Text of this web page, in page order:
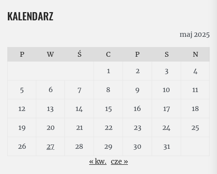
KALENDARZ
maj 2025
P W Ś C P S
N
1
2 3 4
5 6 7 8 9 10 11
12 13 14 15 16 17 18
19 20 21 22 23 24 25
26 27 28 29 30
31
« kw. cze »